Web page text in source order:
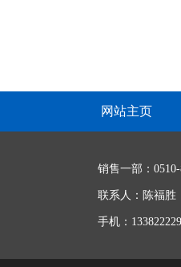
网站主页
销售一部：0510-
联系人：陈福胜
手机：